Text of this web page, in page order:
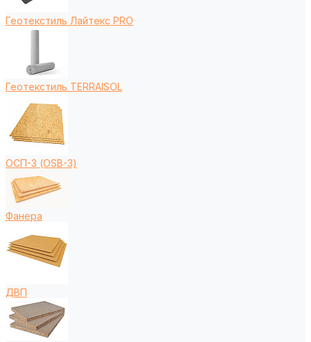
Геотекстиль Лайтекс PRO
Геотекстиль TERRAISOL
ОСП-3 (OSB-3)
Фанера
ДВП